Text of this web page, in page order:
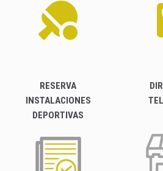
RESERVA
INSTALACIONES
DEPORTIVAS